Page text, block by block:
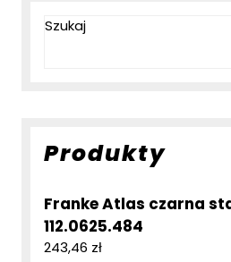
Szukaj
Produkty
Franke Atlas czarna
112.0625.484
243,46 zł